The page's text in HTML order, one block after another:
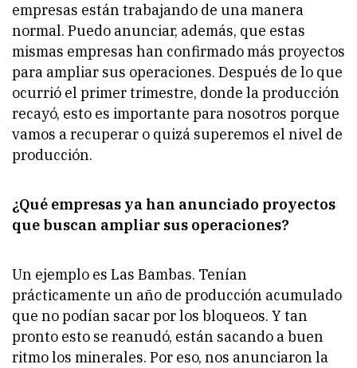
empresas están trabajando de una manera
normal. Puedo anunciar, además, que estas
mismas empresas han confirmado más proyectos
para ampliar sus operaciones. Después de lo que
ocurrió el primer trimestre, donde la producción
recayó, esto es importante para nosotros porque
vamos a recuperar o quizá superemos el nivel de
producción.
¿Qué empresas ya han anunciado proyectos
que buscan ampliar sus operaciones?
Un ejemplo es Las Bambas. Tenían
prácticamente un año de producción acumulado
que no podían sacar por los bloqueos. Y tan
pronto esto se reanudó, están sacando a buen
ritmo los minerales. Por eso, nos anunciaron la